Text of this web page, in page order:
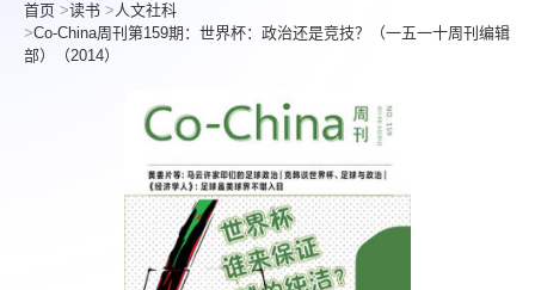
首页 读书
人文社科
Co-China周刊第159期：世界杯：政治还是竞技？（一五一十周刊编辑
部）（2014）